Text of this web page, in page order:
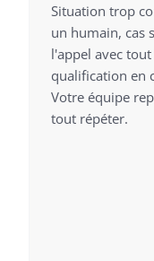
Situation trop
un humain, cas
l'appel avec
qualification en
Votre équipe
tout répéter.